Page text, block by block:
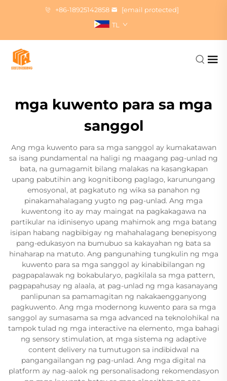
+86-18925142858
[email protected]
TL
mga kuwento para sa mga
sanggol
Ang mga kuwento para sa mga sanggol ay kumakatawan
sa isang pundamental na haligi ng maagang pag-unlad ng
bata, na gumagamit bilang malakas na kasangkapan
upang pabutihin ang kognitibong paglago, karunungang
emosyonal, at pagkatuto ng wika sa panahon ng
pinakamahalagang yugto ng pag-unlad. Ang mga
kuwentong ito ay may maingat na pagkakagawa na
partikular na idinisenyo upang mahimok ang mga batang
isipan habang nagbibigay ng mahahalagang benepisyong
pang-edukasyon na bumubuo sa kakayahan ng bata sa
hinaharap na matuto. Ang pangunahing tungkulin ng mga
kuwento para sa mga sanggol ay kinabibilangan ng
pagpapalawak ng bokabularyo, pagkilala sa mga pattern,
pagpapahusay ng alaala, at pag-unlad ng mga kasanayang
panlipunan sa pamamagitan ng nakakaengganyong
pagkuwento. Ang mga modernong kuwento para sa mga
sanggol ay sumasama sa mga advanced na teknolohikal na
tampok tulad ng mga interactive na elemento, mga bahagi
ng sensory stimulation, at mga sistema ng adaptive
content delivery na tumutugon sa indibidwal na
pangangailangan ng pag-unlad. Ang mga digital na
platform ay nag-aalok ng personalisadong rekomendasyon